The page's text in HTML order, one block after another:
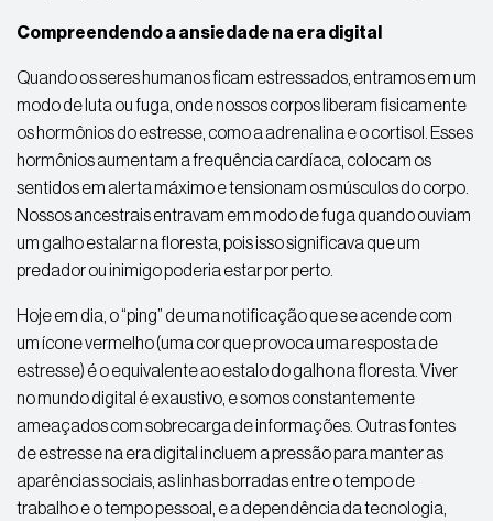
Compreendendo a ansiedade na era digital
Quando os seres humanos ficam estressados, entramos em um
modo de luta ou fuga, onde nossos corpos liberam fisicamente
os hormônios do estresse, como a adrenalina e o cortisol. Esses
hormônios aumentam a frequência cardíaca, colocam os
sentidos em alerta máximo e tensionam os músculos do corpo.
Nossos ancestrais entravam em modo de fuga quando ouviam
um galho estalar na floresta, pois isso significava que um
predador ou inimigo poderia estar por perto.
Hoje em dia, o “ping” de uma notificação que se acende com
um ícone vermelho (uma cor que provoca uma resposta de
estresse) é o equivalente ao estalo do galho na floresta. Viver
no mundo digital é exaustivo, e somos constantemente
ameaçados com sobrecarga de informações. Outras fontes
de estresse na era digital incluem a pressão para manter as
aparências sociais, as linhas borradas entre o tempo de
trabalho e o tempo pessoal, e a dependência da tecnologia,